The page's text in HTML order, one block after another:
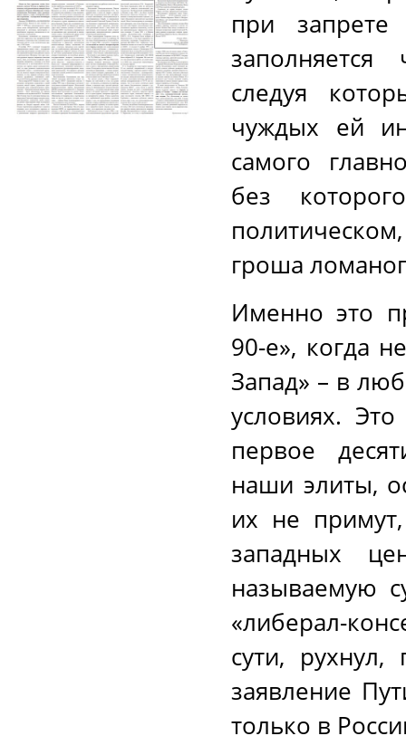
при запрете
следуя
чуждых ей
самого
без
гроша
Именно это
90-е», когда
Запад» – в
условиях.
первое
наши элиты,
их не
западных
называемую
«либерал-
сути,
заявление
только в